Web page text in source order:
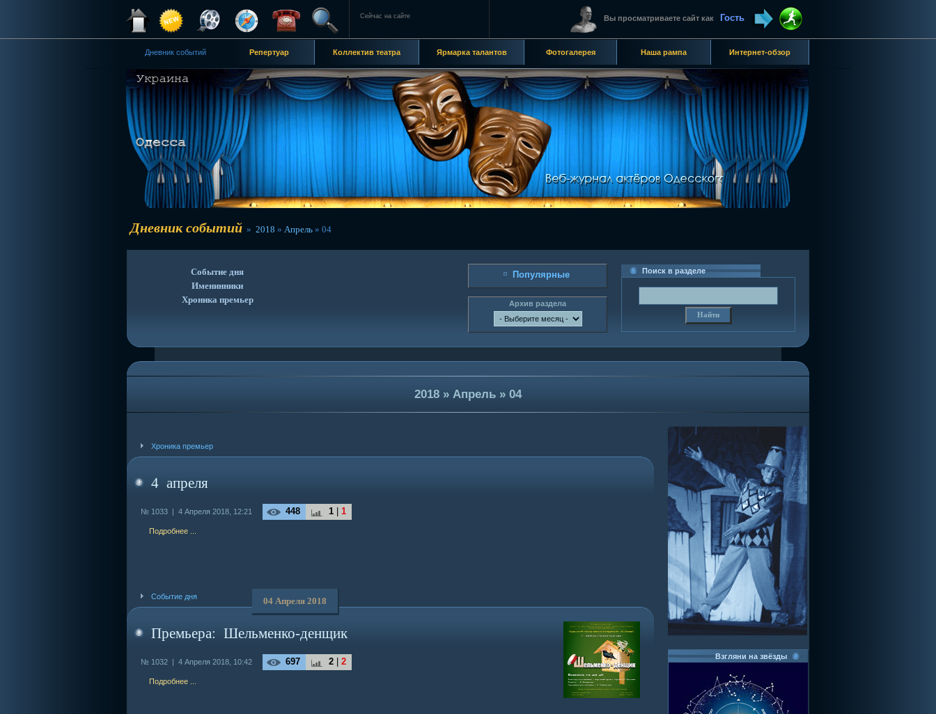
Сейчас на сайте Вы просматриваете сайт как Гость
Дневник событий Репертуар Коллектив театра Ярмарка талантов Фотогалерея Наша рампа Интернет-обзор
Дневник событий » 2018 » Апрель » 04
Событие дня
Именинники
Хроника премьер
Популярные
Архив раздела
Поиск в разделе
2018 » Апрель » 04
Хроника премьер
4 апреля
№ 1033 | 4 Апреля 2018, 12:21 448 1 1
Подробнее ...
Событие дня 04 Апреля 2018
Премьера: Шельменко-денщик
№ 1032 | 4 Апреля 2018, 10:42 697 2 2
Подробнее ...
Взгляни на звёзды